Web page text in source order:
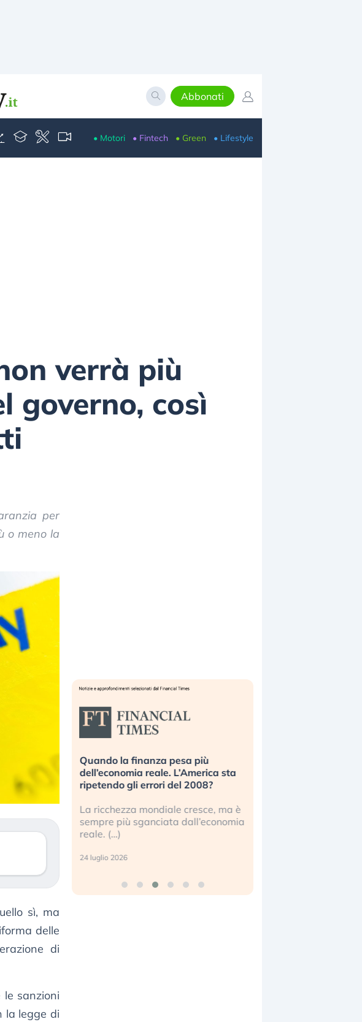
Abbonati
• Motori • Fintech • Green • Lifestyle
verrà più
governo, così
per
o meno la
sì, ma
delle
di
sanzioni
la legge di
la finanza pesa più
reale. L’America sta
gli errori del 2008?
ricchezza mondiale cresce, ma è
più sganciata dall’economia
(…)
Russia e Cina pronti a spegnere
Starlink. Gli investitori stanno
sottovalutando il rischio?
Gli investitori tech continuano a
ignorare il rischio geopolitico: il (…)